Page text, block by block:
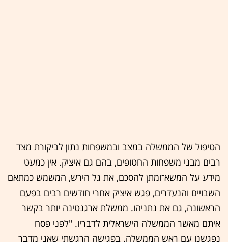
הטיפול של הממשלה במצב ובמשפחות נתון לביקורת מצד
רבים מבני משפחות החטופים, בהם גם איציק. אין כמעט
מידע על המשא־ומתן להסכם, את גל הירש, המשמש כמתאם
השבויים והנעדרים, פגש איציק אחרי חודשים רבים בפעם
הראשונה, גם את נתניהו. ממשלת ארגנטינה יותר בקשר
איתם מאשר הממשלה הישראלית לדבריו. "לפני פסח
נפגשנו עם ראש הממשלה. בפגישה הרגשתי שאני מדבר